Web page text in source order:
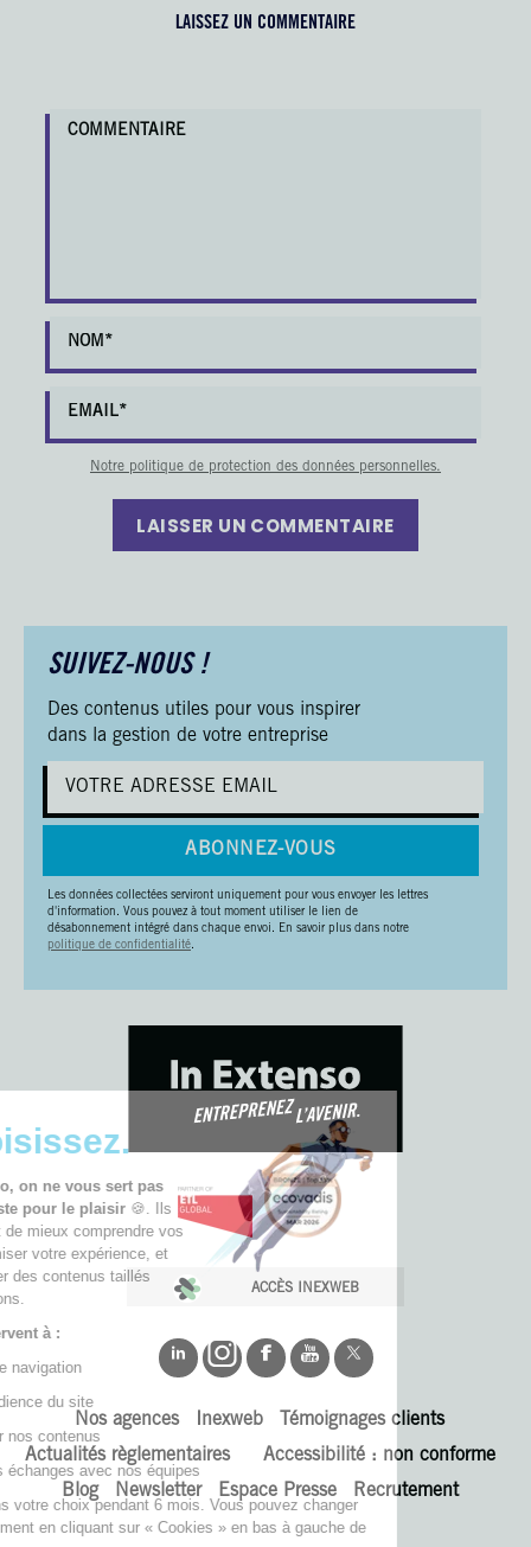
LAISSEZ UN COMMENTAIRE
Notre politique de protection des données personnelles.
LAISSER UN COMMENTAIRE
SUIVEZ-NOUS !
Des contenus utiles pour vous inspirer
dans la gestion de votre entreprise
ABONNEZ-VOUS
Les données collectées serviront uniquement pour vous envoyer les lettres
d'information. Vous pouvez à tout moment utiliser le lien de
désabonnement intégré dans chaque envoi. En savoir plus dans notre
politique de confidentialité.
ACCÈS INEXWEB
Nos agences Inexweb
Témoignages clients
Actualités règlementaires
Accessibilité : non conforme
Blog
Newsletter Espace Presse Recrutement
🚀 Choisissez.
Chez In Extenso, on ne vous sert pas
des cookies juste pour le plaisir🍪. Ils
nous permettent de mieux comprendre vos
besoins, d’optimiser votre expérience, et
de vous proposer des contenus taillés
Nos cookies servent à :
📊 Fluidifier votre navigation
📈 Analyser l’audience du site
🎯 Personnaliser nos contenus
🤝 Simplifier vos échanges avec nos équipes
Nous conservons votre choix pendant 6 mois. Vous pouvez changer
d’avis à tout moment en cliquant sur « Cookies » en bas à gauche de